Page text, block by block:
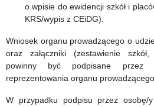
o wpisie do ewidencji szkół i
KRS/wypis z CEiDG).
Wniosek organu prowadzącego o
oraz załączniki (zestawienie
powinny być podpisane przez
reprezentowania organu
W przypadku podpisu przez